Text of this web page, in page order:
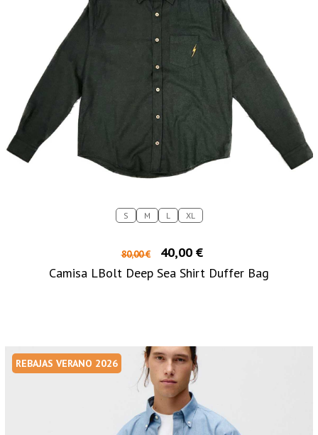
S M L XL
80,00 €
40,00 €
Camisa LBolt Deep Sea Shirt Duffer Bag
REBAJAS VERANO 2026